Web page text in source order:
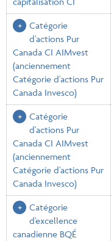
Catégorie
d'actions Pur
Canada CI AIMvest
(anciennement
Catégorie d'actions Pur
Canada Invesco)
Catégorie
d'actions Pur
Canada CI AIMvest
(anciennement
Catégorie d'actions Pur
Canada Invesco)
Catégorie
d'excellence
canadienne BQÉ